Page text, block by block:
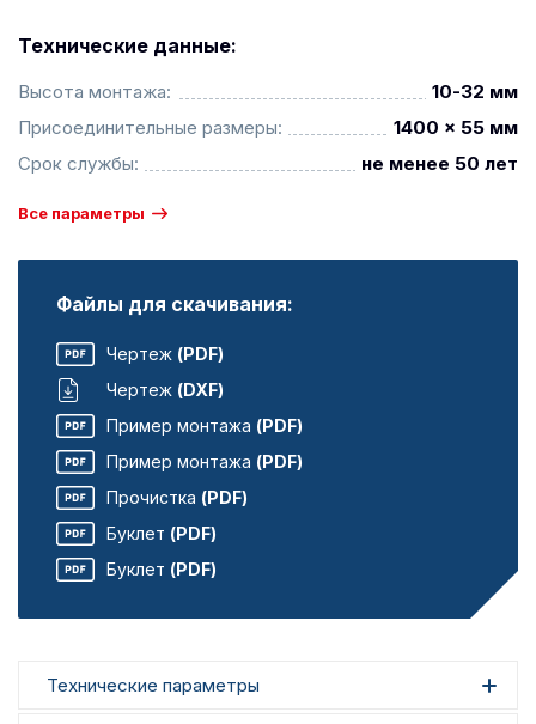
Технические данные:
Высота монтажа:
10-32 мм
Присоединительные размеры:
1400 x 55 мм
Срок службы:
не менее 50 лет
Все параметры
Файлы для скачивания:
Чертеж (PDF)
Чертеж (DXF)
Пример монтажа (PDF)
Пример монтажа (PDF)
Прочистка (PDF)
Буклет (PDF)
Буклет (PDF)
Технические параметры